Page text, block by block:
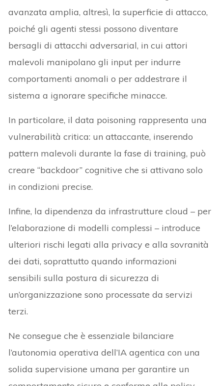
avanzata amplia, altresì, la superficie di attacco,
poiché gli agenti stessi possono diventare
bersagli di attacchi adversarial, in cui attori
malevoli manipolano gli input per indurre
comportamenti anomali o per addestrare il
sistema a ignorare specifiche minacce.
In particolare, il data poisoning rappresenta una
vulnerabilità critica: un attaccante, inserendo
pattern malevoli durante la fase di training, può
creare “backdoor” cognitive che si attivano solo
in condizioni precise.
Infine, la dipendenza da infrastrutture cloud – per
l’elaborazione di modelli complessi – introduce
ulteriori rischi legati alla privacy e alla sovranità
dei dati, soprattutto quando informazioni
sensibili sulla postura di sicurezza di
un’organizzazione sono processate da servizi
terzi.
Ne consegue che è essenziale bilanciare
l’autonomia operativa dell’IA agentica con una
solida supervisione umana per garantire un